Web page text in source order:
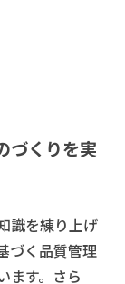
づくりを実
識を練り上げ
づく品質管理
ます。さら